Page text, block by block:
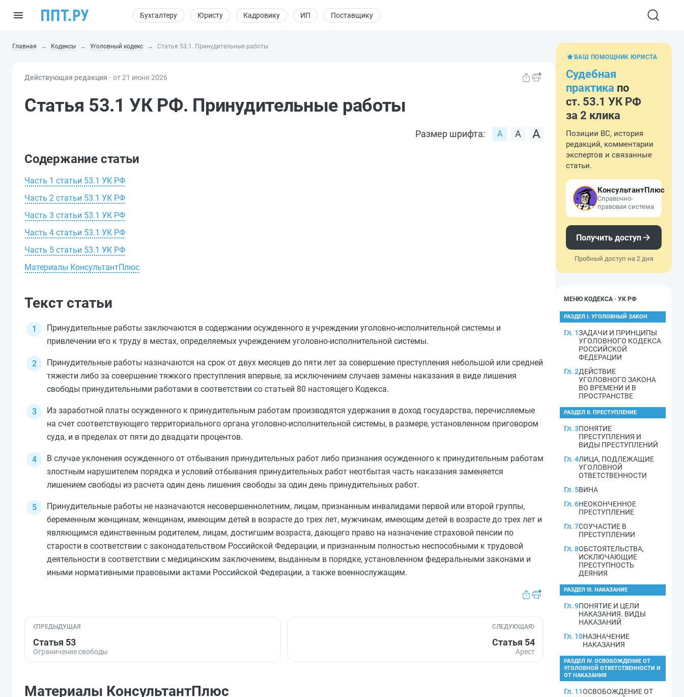
Бухгалтеру Юристу Кадровику ИП Поставщику
Главная Кодексы Уголовный кодекс Статья 53.1. Принудительные работы
Действующая редакция ⸱ от 21 июня 2026
Статья 53.1 УК РФ. Принудительные работы
Размер шрифта:
Содержание статьи
Часть 1 статьи 53.1 УК РФ
Часть 2 статьи 53.1 УК РФ
Часть 3 статьи 53.1 УК РФ
Часть 4 статьи 53.1 УК РФ
Часть 5 статьи 53.1 УК РФ
Материалы КонсультантПлюс
Текст статьи
Принудительные работы заключаются в содержании осужденного в учреждении уголовно-исполнительной системы и
привлечении его к труду в местах, определяемых учреждением уголовно-исполнительной системы.
Принудительные работы назначаются на срок от двух месяцев до пяти лет за совершение преступления небольшой или средней
тяжести либо за совершение тяжкого преступления впервые, за исключением случаев замены наказания в виде лишения
свободы принудительными работами в соответствии со статьей 80 настоящего Кодекса.
Из заработной платы осужденного к принудительным работам производятся удержания в доход государства, перечисляемые
на счет соответствующего территориального органа уголовно-исполнительной системы, в размере, установленном приговором
суда, и в пределах от пяти до двадцати процентов.
В случае уклонения осужденного от отбывания принудительных работ либо признания осужденного к принудительным работам
злостным нарушителем порядка и условий отбывания принудительных работ неотбытая часть наказания заменяется
лишением свободы из расчета один день лишения свободы за один день принудительных работ.
Принудительные работы не назначаются несовершеннолетним, лицам, признанным инвалидами первой или второй группы,
беременным женщинам, женщинам, имеющим детей в возрасте до трех лет, мужчинам, имеющим детей в возрасте до трех лет и
являющимся единственным родителем, лицам, достигшим возраста, дающего право на назначение страховой пенсии по
старости в соответствии с законодательством Российской Федерации, и признанным полностью неспособными к трудовой
деятельности в соответствии с медицинским заключением, выданным в порядке, установленном федеральными законами и
иными нормативными правовыми актами Российской Федерации, а также военнослужащим.
ПРЕДЫДУЩАЯ
Статья 53
Ограничение свободы
СЛЕДУЮЩАЯ
Статья 54
Арест
Материалы КонсультантПлюс
ВАШ ПОМОЩНИК ЮРИСТА
Судебная
практика по
ст. 53.1 УК РФ
за 2 клика
Позиции ВС, история
редакций, комментарии
экспертов и связанные
статьи.
КонсультантПлюс
Справочно-
правовая система
Получить доступ
Пробный доступ на 2 дня
МЕНЮ КОДЕКСА · УК РФ
РАЗДЕЛ I. УГОЛОВНЫЙ ЗАКОН
Гл. 1ЗАДАЧИ И ПРИНЦИПЫ
УГОЛОВНОГО КОДЕКСА
РОССИЙСКОЙ
ФЕДЕРАЦИИ
Гл. 2ДЕЙСТВИЕ
УГОЛОВНОГО ЗАКОНА
ВО ВРЕМЕНИ И В
ПРОСТРАНСТВЕ
РАЗДЕЛ II. ПРЕСТУПЛЕНИЕ
Гл. 3ПОНЯТИЕ
ПРЕСТУПЛЕНИЯ И
ВИДЫ ПРЕСТУПЛЕНИЙ
Гл. 4ЛИЦА, ПОДЛЕЖАЩИЕ
УГОЛОВНОЙ
ОТВЕТСТВЕННОСТИ
Гл. 5ВИНА
Гл. 6НЕОКОНЧЕННОЕ
ПРЕСТУПЛЕНИЕ
Гл. 7СОУЧАСТИЕ В
ПРЕСТУПЛЕНИИ
Гл. 8ОБСТОЯТЕЛЬСТВА,
ИСКЛЮЧАЮЩИЕ
ПРЕСТУПНОСТЬ
ДЕЯНИЯ
РАЗДЕЛ III. НАКАЗАНИЕ
Гл. 9ПОНЯТИЕ И ЦЕЛИ
НАКАЗАНИЯ. ВИДЫ
НАКАЗАНИЙ
Гл. 10НАЗНАЧЕНИЕ
НАКАЗАНИЯ
РАЗДЕЛ IV. ОСВОБОЖДЕНИЕ ОТ
УГОЛОВНОЙ ОТВЕТСТВЕННОСТИ И
ОТ НАКАЗАНИЯ
Гл. 11ОСВОБОЖДЕНИЕ ОТ